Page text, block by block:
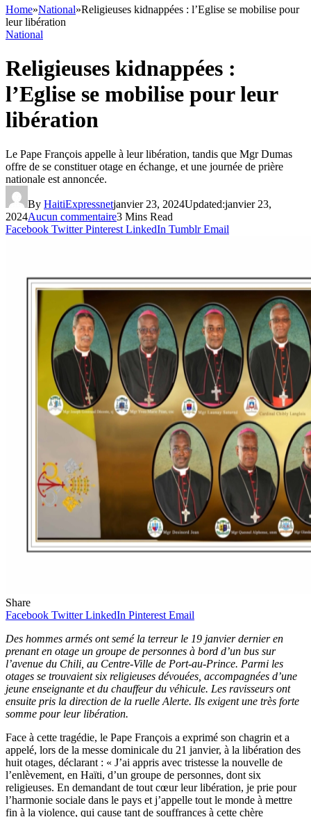
Home»National»Religieuses kidnappées : l’Eglise se mobilise pour
leur libération
National
Religieuses kidnappées :
l’Eglise se mobilise pour leur
libération
Le Pape François appelle à leur libération, tandis que Mgr Dumas
offre de se constituer otage en échange, et une journée de prière
nationale est annoncée.
By HaitiExpressnetjanvier 23, 2024Updated:janvier 23,
2024Aucun commentaire3 Mins Read
Facebook Twitter Pinterest LinkedIn Tumblr Email
Share
Facebook Twitter LinkedIn Pinterest Email
Des hommes armés ont semé la terreur le 19 janvier dernier en
prenant en otage un groupe de personnes à bord d’un bus sur
l’avenue du Chili, au Centre-Ville de Port-au-Prince. Parmi les
otages se trouvaient six religieuses dévouées, accompagnées d’une
jeune enseignante et du chauffeur du véhicule. Les ravisseurs ont
ensuite pris la direction de la ruelle Alerte. Ils exigent une très forte
somme pour leur libération.
Face à cette tragédie, le Pape François a exprimé son chagrin et a
appelé, lors de la messe dominicale du 21 janvier, à la libération des
huit otages, déclarant : « J’ai appris avec tristesse la nouvelle de
l’enlèvement, en Haïti, d’un groupe de personnes, dont six
religieuses. En demandant de tout cœur leur libération, je prie pour
l’harmonie sociale dans le pays et j’appelle tout le monde à mettre
fin à la violence, qui cause tant de souffrances à cette chère